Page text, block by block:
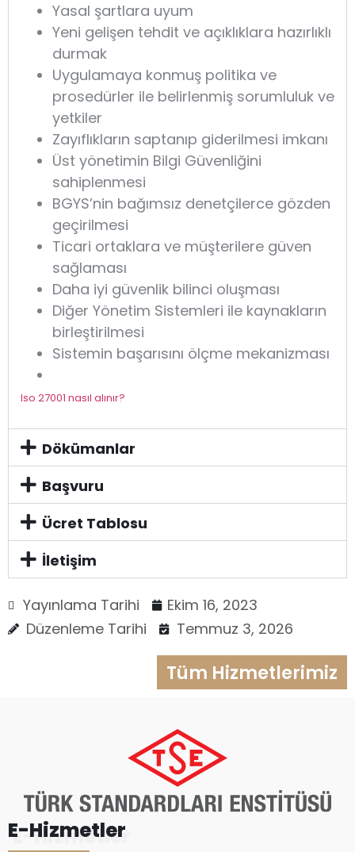
Yasal şartlara uyum
Yeni gelişen tehdit ve açıklıklara hazırlıklı
durmak
Uygulamaya konmuş politika ve
prosedürler ile belirlenmiş sorumluluk ve
yetkiler
Zayıflıkların saptanıp giderilmesi imkanı
Üst yönetimin Bilgi Güvenliğini
sahiplenmesi
BGYS’nin bağımsız denetçilerce gözden
geçirilmesi
Ticari ortaklara ve müşterilere güven
sağlaması
Daha iyi güvenlik bilinci oluşması
Diğer Yönetim Sistemleri ile kaynakların
birleştirilmesi
Sistemin başarısını ölçme mekanizması
Iso 27001 nasıl alınır?
Dökümanlar
Başvuru
Ücret Tablosu
İletişim
Yayınlama Tarihi
Ekim 16, 2023
Düzenleme Tarihi
Temmuz 3, 2026
Tüm Hizmetlerimiz
E-Hizmetler